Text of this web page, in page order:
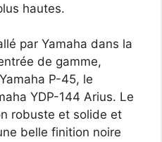
hautes.
par Yamaha dans la
de gamme,
P-45, le
YDP-144 Arius. Le
robuste et solide et
belle finition noire